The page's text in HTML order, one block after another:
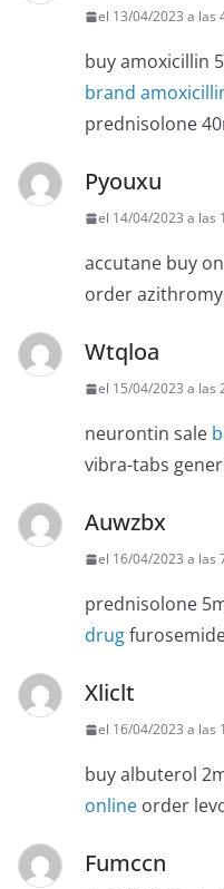
el 13/04/2023 a las
buy amoxicillin
brand
prednisolone
Pyouxu
el 14/04/2023 a las
accutane buy
order
Wtqloa
el 15/04/2023 a las
neurontin sale
vibra-tabs
Auwzbx
el 16/04/2023 a las
prednisolone
drug
Xliclt
el 16/04/2023 a las
buy albuterol
online order
Fumccn